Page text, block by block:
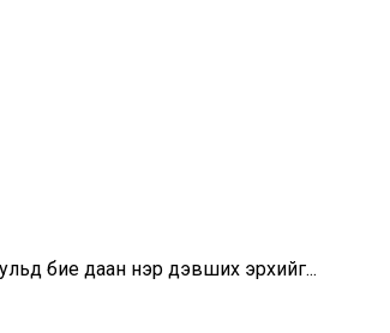
бие даан нэр дэвших эрхийг...